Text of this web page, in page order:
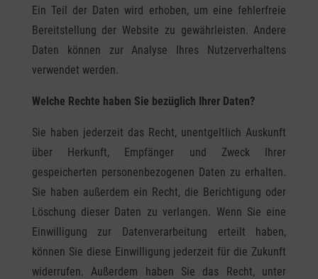
Ein Teil der Daten wird erhoben, um eine fehlerfreie
Bereitstellung der Website zu gewährleisten. Andere
Daten können zur Analyse Ihres Nutzerverhaltens
verwendet werden.
Welche Rechte haben Sie bezüglich Ihrer Daten?
Sie haben jederzeit das Recht, unentgeltlich Auskunft
über Herkunft, Empfänger und Zweck Ihrer
gespeicherten personenbezogenen Daten zu erhalten.
Sie haben außerdem ein Recht, die Berichtigung oder
Löschung dieser Daten zu verlangen. Wenn Sie eine
Einwilligung zur Datenverarbeitung erteilt haben,
können Sie diese Einwilligung jederzeit für die Zukunft
widerrufen. Außerdem haben Sie das Recht, unter